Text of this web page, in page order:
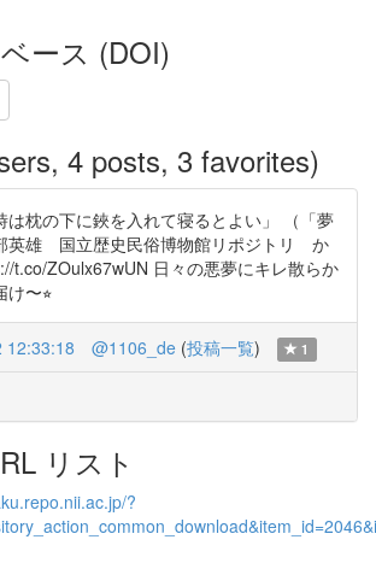
ース (DOI)
4 posts, 3 favorites)
は枕の下に鋏を入れて寝るとよい」 （「夢
英雄 国立歴史民俗博物館リポジトリ か
t.co/ZOulx67wUN 日々の悪夢にキレ散らか
〜⭐︎
12:33:18 @1106_de (投稿一覧) 1
リスト
?